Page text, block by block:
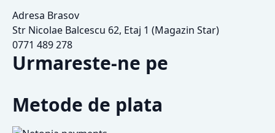
Adresa Brasov
Str Nicolae Balcescu 62, Etaj 1 (Magazin Star)
0771 489 278
Urmareste-ne pe
Metode de plata